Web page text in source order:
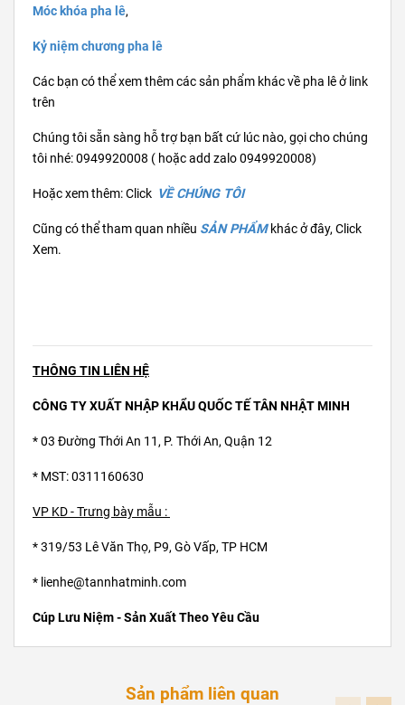
Móc khóa pha lê,
Kỷ niệm chương pha lê
Các bạn có thể xem thêm các sản phẩm khác về pha lê ở link
trên
Chúng tôi sẵn sàng hỗ trợ bạn bất cứ lúc nào, gọi cho chúng
tôi nhé: 0949920008 ( hoặc add zalo 0949920008)
Hoặc xem thêm: Click VỀ CHÚNG TÔI
Cũng có thể tham quan nhiều SẢN PHẨMkhác ở đây, Click
Xem.
THÔNG TIN LIÊN HỆ
CÔNG TY XUẤT NHẬP KHẨU QUỐC TẾ TÂN NHẬT MINH
* 03 Đường Thới An 11, P. Thới An, Quận 12
* MST: 0311160630
VP KD - Trưng bày mẫu :
* 319/53 Lê Văn Thọ, P9, Gò Vấp, TP HCM
* lienhe@tannhatminh.com
Cúp Lưu Niệm - Sản Xuất Theo Yêu Cầu
Sản phẩm liên quan